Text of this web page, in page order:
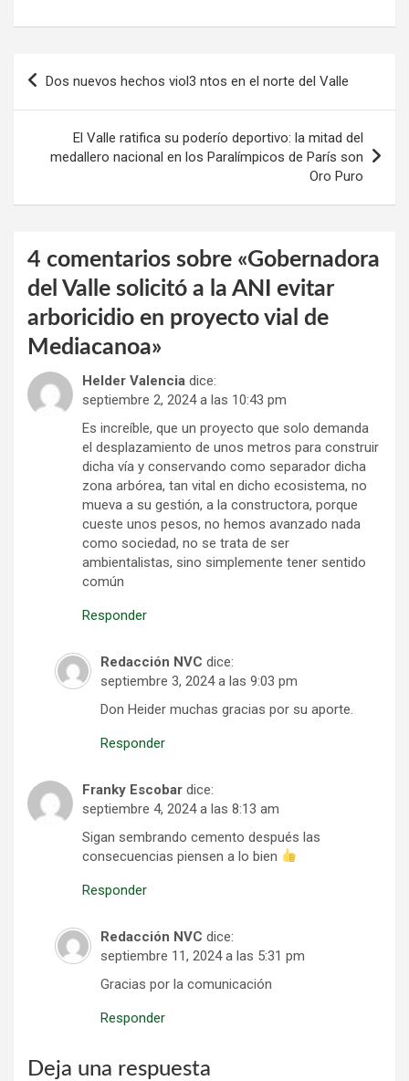
Dos nuevos hechos viol3 ntos en el norte del Valle
El Valle ratifica su poderío deportivo: la mitad del
medallero nacional en los Paralímpicos de París son
Oro Puro
4 comentarios sobre «Gobernadora
del Valle solicitó a la ANI evitar
arboricidio en proyecto vial de
Mediacanoa»
Helder Valencia dice:
septiembre 2, 2024 a las 10:43 pm
Es increíble, que un proyecto que solo demanda
el desplazamiento de unos metros para construir
dicha vía y conservando como separador dicha
zona arbórea, tan vital en dicho ecosistema, no
mueva a su gestión, a la constructora, porque
cueste unos pesos, no hemos avanzado nada
como sociedad, no se trata de ser
ambientalistas, sino simplemente tener sentido
común
Responder
Redacción NVC dice:
septiembre 3, 2024 a las 9:03 pm
Don Heider muchas gracias por su aporte.
Responder
Franky Escobar dice:
septiembre 4, 2024 a las 8:13 am
Sigan sembrando cemento después las
consecuencias piensen a lo bien
Responder
Redacción NVC dice:
septiembre 11, 2024 a las 5:31 pm
Gracias por la comunicación
Responder
Deja una respuesta